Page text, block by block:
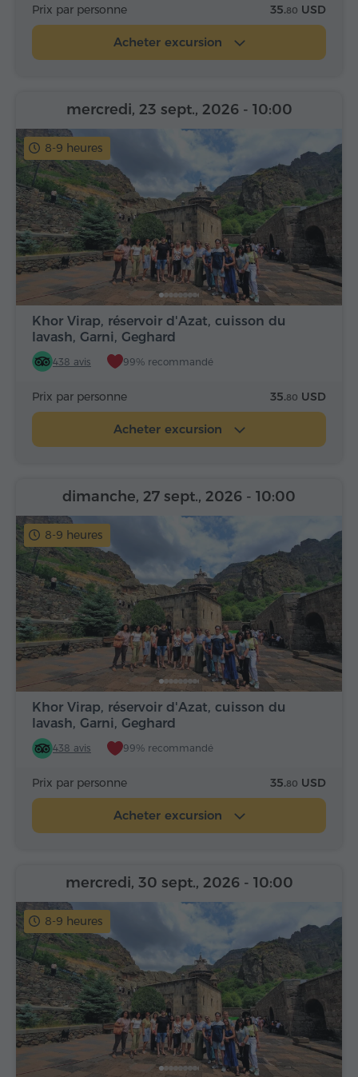
Prix par personne 35.80 USD
Acheter excursion
8-9 heures
Khor Virap, réservoir d'Azat, cuisson du
lavash, Garni, Geghard
438 avis 99% recommandé
mercredi, 23 sept., 2026 - 10:00
Prix par personne 35.80 USD
Acheter excursion
8-9 heures
Khor Virap, réservoir d'Azat, cuisson du
lavash, Garni, Geghard
438 avis 99% recommandé
dimanche, 27 sept., 2026 - 10:00
Prix par personne 35.80 USD
Acheter excursion
8-9 heures
mercredi, 30 sept., 2026 - 10:00